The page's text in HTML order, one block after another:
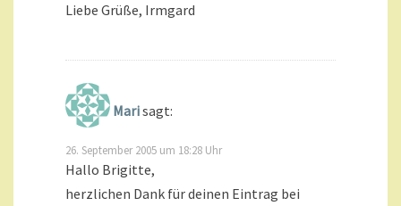
Liebe Grüße, Irmgard
Marisagt:
26. September 2005 um 18:28 Uhr
Hallo Brigitte,
herzlichen Dank für deinen Eintrag bei